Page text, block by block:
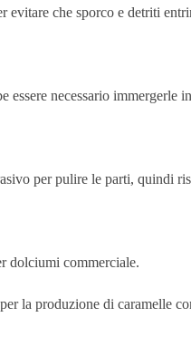
che sporco e detriti
necessario immergerle
per pulire le parti, quindi
dolciumi commerciale.